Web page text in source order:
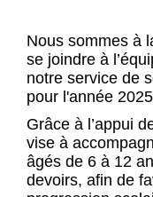
Nous sommes à
se joindre à
notre service de
pour l'année
Grâce à l’appui
vise à
âgés de 6 à 12
devoirs, afin de